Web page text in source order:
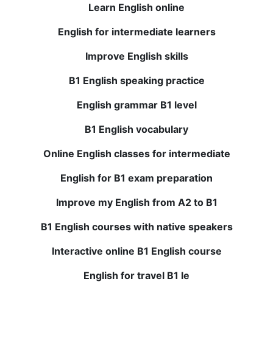
オンラインコースについて懐疑的でしたが、BWANSは期
待を超えました。 先生たちは一流で、貴重なフィードバ
ックを提供してくれます。 理解力と語彙力が劇的に向上
しました。 強くお勧めします！
ネイティブの英語教師とのライブセッションは非常に有益
で、録画されたレッスンはいつでも復習できます。 英語
を話し、理解する自信が大幅に向上しました。 必見で
Julio P.
BWANSの英語コースを修了することは私の教育への最高
の投資の1つでした。 小規模なクラスと個別のフィードバ
ことに自信があります。 強くお勧めします！
Learn English online
English for intermediate learners
Improve English skills
B1 English speaking practice
English grammar B1 level
B1 English vocabulary
Online English classes for intermediate
English for B1 exam preparation
Improve my English from A2 to B1
B1 English courses with native speakers
Interactive online B1 English course
English for travel B1 le